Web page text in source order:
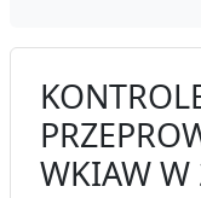
WKIAW W